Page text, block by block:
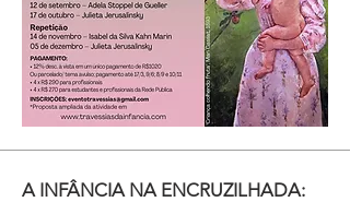
A INFÂNCIA NA ENCRUZILHADA: